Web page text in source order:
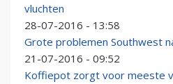
vluchten
28-07-2016 - 13:58
Grote problemen Southwest
21-07-2016 - 09:52
Koffiepot zorgt voor meeste